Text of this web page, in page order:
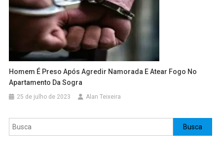
Homem É Preso Após Agredir Namorada E Atear Fogo No
Apartamento Da Sogra
25 de julho de 2023 Alan Teixeira
Pesquisar Busca